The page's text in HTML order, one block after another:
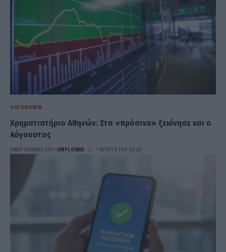
ΟΙΚΟΝΟΜΊΑ
Χρηματιστήριο Αθηνών: Στα «πράσινα» ξεκίνησε και ο
Αύγουστος
ΑΝΑΡΤΗΘΗΚΕ ΑΠΟ GMYLONAS 7 ΑΥΓΟΎΣΤΟΥ 2026